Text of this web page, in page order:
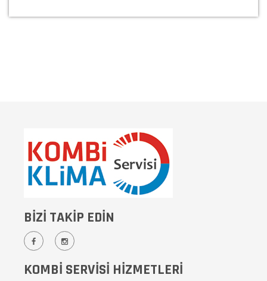
BİZİ TAKİP EDİN
KOMBİ SERVİSİ HİZMETLERİ